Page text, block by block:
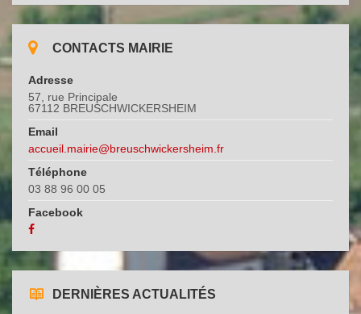
CONTACTS MAIRIE
Adresse
57, rue Principale
67112 BREUSCHWICKERSHEIM
Email
accueil.mairie@breuschwickersheim.fr
Téléphone
03 88 96 00 05
Facebook
DERNIÈRES ACTUALITÉS